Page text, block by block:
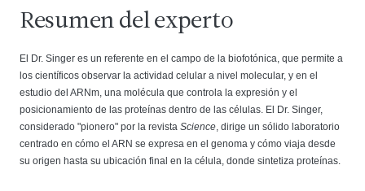
Resumen del experto
El Dr. Singer es un referente en el campo de la biofotónica, que permite a
los científicos observar la actividad celular a nivel molecular, y en el
estudio del ARNm, una molécula que controla la expresión y el
posicionamiento de las proteínas dentro de las células. El Dr. Singer,
considerado "pionero" por la revista Science, dirige un sólido laboratorio
centrado en cómo el ARN se expresa en el genoma y cómo viaja desde
su origen hasta su ubicación final en la célula, donde sintetiza proteínas.